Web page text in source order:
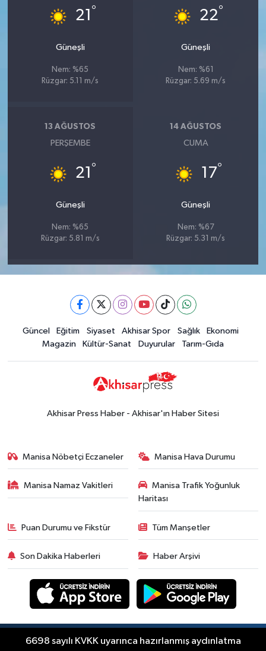
21 °
Güneşli
Nem: %65
Rüzgar: 5.11 m/s
22°
Güneşli
Nem: %61
Rüzgar: 5.69 m/s
13 AĞUSTOS
PERŞEMBE
21 °
Güneşli
Nem: %65
Rüzgar: 5.81 m/s
14 AĞUSTOS
CUMA
17°
Güneşli
Nem: %67
Rüzgar: 5.31 m/s
Güncel Eğitim Siyaset Akhisar Spor Sağlık
Ekonomi
Magazin
Kültür-Sanat Duyurular Tarım-Gıda
Akhisar Press Haber - Akhisar'ın Haber Sitesi
Manisa Nöbetçi Eczaneler Manisa Hava Durumu
Manisa Namaz Vakitleri
Manisa Trafik Yoğunluk
Haritası
Puan Durumu ve Fikstür Tüm Manşetler
Son Dakika Haberleri Haber Arşivi
RSS
Copyright © Akhisar Press Haber 2012-2026 Her
6698 sayılı KVKK uyarınca hazırlanmış aydınlatma